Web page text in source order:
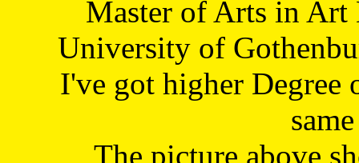
Master of Arts in Art
University of
I've got higher Degree
The picture above